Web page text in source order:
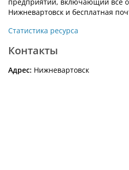
Нижневартовск и бесплатная
Статистика ресурса
Контакты
Адрес: Нижневартовск